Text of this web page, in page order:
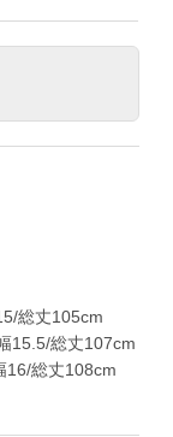
総丈105cm
15.5/総丈107cm
16/総丈108cm